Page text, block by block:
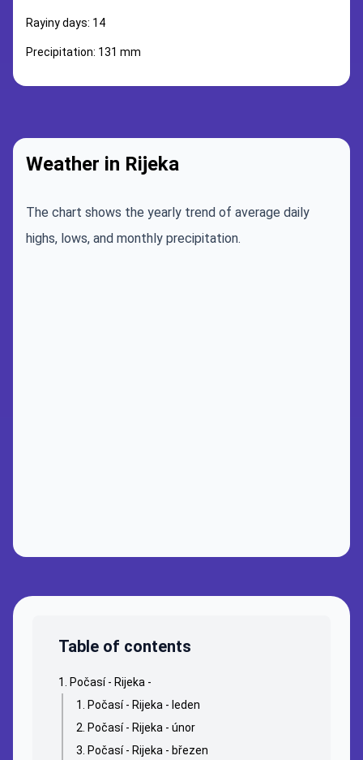
Rayiny days: 14
Precipitation: 131 mm
Weather in Rijeka
The chart shows the yearly trend of average daily
highs, lows, and monthly precipitation.
Table of contents
Počasí - Rijeka -
Počasí - Rijeka - leden
Počasí - Rijeka - únor
Počasí - Rijeka - březen